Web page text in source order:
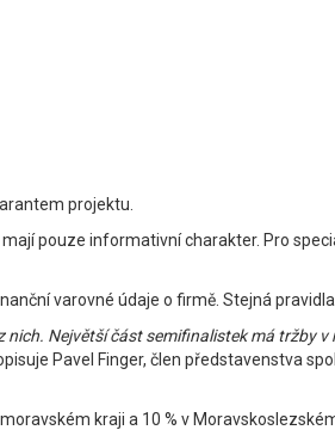
projektu.
pouze informativní charakter. Pro
varovné údaje o firmě. Stejná
Největší část semifinalistek má tržby
Pavel Finger, člen představenstva
kraji a 10 % v